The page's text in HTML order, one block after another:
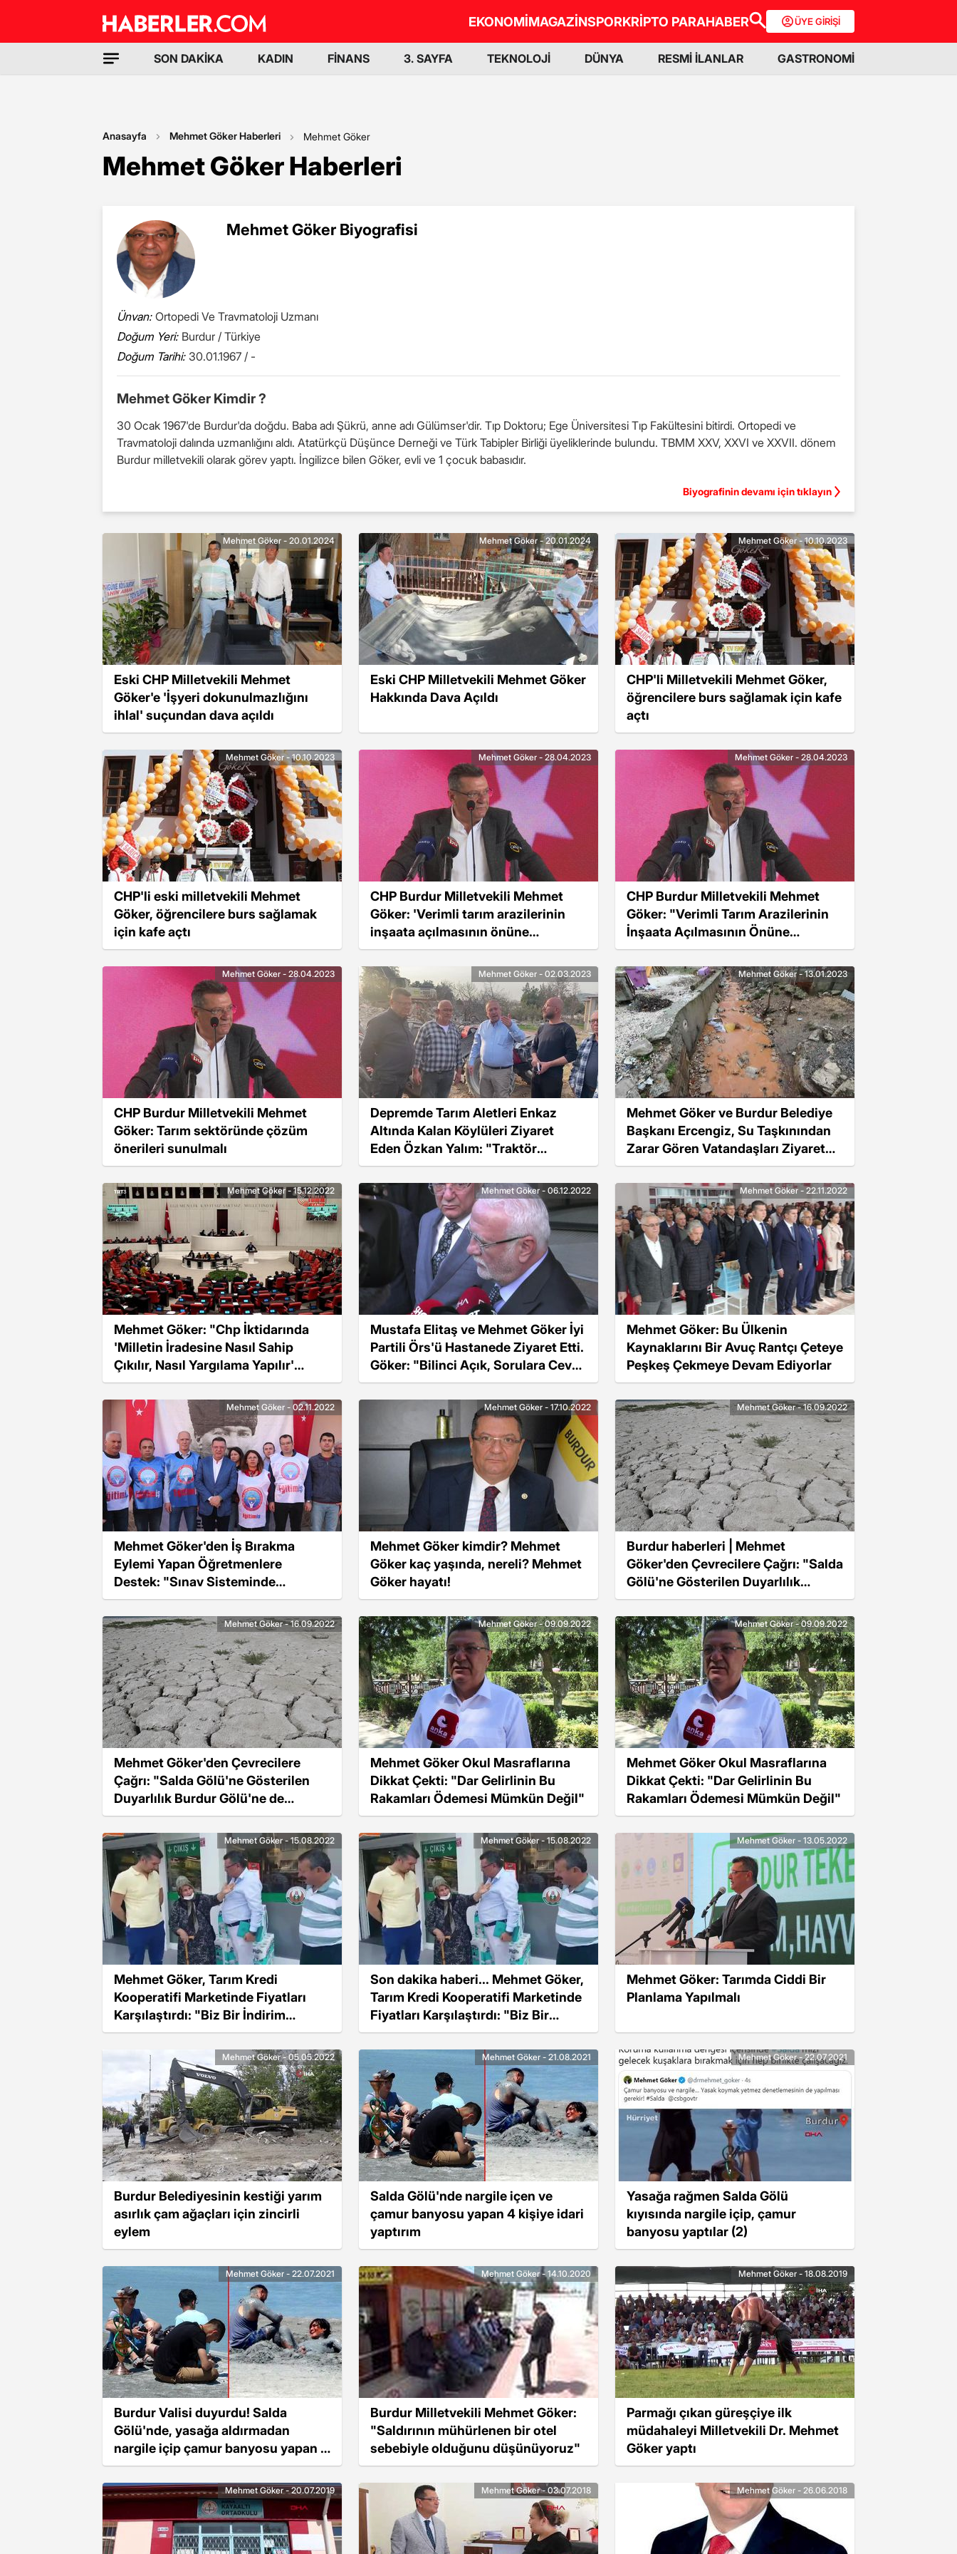
EKONOMİMAGAZİNSPORKRİPTO PARAHABER ÜYE GİRİŞİ
SON DAKİKA KADIN FİNANS 3. SAYFA TEKNOLOJİ DÜNYA RESMİ İLANLAR GASTRONOMİ
Anasayfa Mehmet Göker Haberleri Mehmet Göker
Mehmet Göker Haberleri
Mehmet Göker Biyografisi
Ünvan: Ortopedi Ve Travmatoloji Uzmanı
Doğum Yeri: Burdur / Türkiye
Doğum Tarihi: 30.01.1967 / -
Mehmet Göker Kimdir ?
30 Ocak 1967'de Burdur'da doğdu. Baba adı Şükrü, anne adı Gülümser'dir. Tıp Doktoru; Ege Üniversitesi Tıp Fakültesini bitirdi. Ortopedi ve
Travmatoloji dalında uzmanlığını aldı. Atatürkçü Düşünce Derneği ve Türk Tabipler Birliği üyeliklerinde bulundu. TBMM XXV, XXVI ve XXVII. dönem
Burdur milletvekili olarak görev yaptı. İngilizce bilen Göker, evli ve 1 çocuk babasıdır.
Biyografinin devamı için tıklayın
Eski CHP Milletvekili Mehmet
Göker'e 'İşyeri dokunulmazlığını
ihlal' suçundan dava açıldı
Mehmet Göker - 20.01.2024
Eski CHP Milletvekili Mehmet Göker
Hakkında Dava Açıldı
Mehmet Göker - 20.01.2024
CHP'li Milletvekili Mehmet Göker,
öğrencilere burs sağlamak için kafe
açtı
Mehmet Göker - 10.10.2023
CHP'li eski milletvekili Mehmet
Göker, öğrencilere burs sağlamak
için kafe açtı
Mehmet Göker - 10.10.2023
CHP Burdur Milletvekili Mehmet
Göker: 'Verimli tarım arazilerinin
inşaata açılmasının önüne
geçilmeli'
Mehmet Göker - 28.04.2023
CHP Burdur Milletvekili Mehmet
Göker: "Verimli Tarım Arazilerinin
İnşaata Açılmasının Önüne
Geçilmeli"
Mehmet Göker - 28.04.2023
CHP Burdur Milletvekili Mehmet
Göker: Tarım sektöründe çözüm
önerileri sunulmalı
Mehmet Göker - 28.04.2023
Depremde Tarım Aletleri Enkaz
Altında Kalan Köylüleri Ziyaret
Eden Özkan Yalım: "Traktör
Getirilmezse Tarım İmkansız Halde"
Mehmet Göker - 02.03.2023
Mehmet Göker ve Burdur Belediye
Başkanı Ercengiz, Su Taşkınından
Zarar Gören Vatandaşları Ziyaret
Etti
Mehmet Göker - 13.01.2023
Mehmet Göker: "Chp İktidarında
'Milletin İradesine Nasıl Sahip
Çıkılır, Nasıl Yargılama Yapılır'
Göstereceğiz"
Mehmet Göker - 15.12.2022
Mustafa Elitaş ve Mehmet Göker İyi
Partili Örs'ü Hastanede Ziyaret Etti.
Göker: "Bilinci Açık, Sorulara Cevap
Veriyor"
Mehmet Göker - 06.12.2022
Mehmet Göker: Bu Ülkenin
Kaynaklarını Bir Avuç Rantçı Çeteye
Peşkeş Çekmeye Devam Ediyorlar
Mehmet Göker - 22.11.2022
Mehmet Göker'den İş Bırakma
Eylemi Yapan Öğretmenlere
Destek: "Sınav Sisteminde
Diretmek, Eğitim ve İş Barışını
Bozmaya Yönelik Bir Adım"
Mehmet Göker - 02.11.2022
Mehmet Göker kimdir? Mehmet
Göker kaç yaşında, nereli? Mehmet
Göker hayatı!
Mehmet Göker - 17.10.2022
Burdur haberleri | Mehmet
Göker'den Çevrecilere Çağrı: "Salda
Gölü'ne Gösterilen Duyarlılık
Burdur Gölü'ne de Gösterilmeli"
Mehmet Göker - 16.09.2022
Mehmet Göker'den Çevrecilere
Çağrı: "Salda Gölü'ne Gösterilen
Duyarlılık Burdur Gölü'ne de
Gösterilmeli"
Mehmet Göker - 16.09.2022
Mehmet Göker Okul Masraflarına
Dikkat Çekti: "Dar Gelirlinin Bu
Rakamları Ödemesi Mümkün Değil"
Mehmet Göker - 09.09.2022
Mehmet Göker Okul Masraflarına
Dikkat Çekti: "Dar Gelirlinin Bu
Rakamları Ödemesi Mümkün Değil"
Mehmet Göker - 09.09.2022
Mehmet Göker, Tarım Kredi
Kooperatifi Marketinde Fiyatları
Karşılaştırdı: "Biz Bir İndirim
Göremedik"
Mehmet Göker - 15.08.2022
Son dakika haberi... Mehmet Göker,
Tarım Kredi Kooperatifi Marketinde
Fiyatları Karşılaştırdı: "Biz Bir
İndirim Göremedik"
Mehmet Göker - 15.08.2022
Mehmet Göker: Tarımda Ciddi Bir
Planlama Yapılmalı
Mehmet Göker - 13.05.2022
Burdur Belediyesinin kestiği yarım
asırlık çam ağaçları için zincirli
eylem
Mehmet Göker - 05.05.2022
Salda Gölü'nde nargile içen ve
çamur banyosu yapan 4 kişiye idari
yaptırım
Mehmet Göker - 21.08.2021
Yasağa rağmen Salda Gölü
kıyısında nargile içip, çamur
banyosu yaptılar (2)
Mehmet Göker - 22.07.2021
Burdur Valisi duyurdu! Salda
Gölü'nde, yasağa aldırmadan
nargile içip çamur banyosu yapan 4
kişiye idari yaptırım
Mehmet Göker - 22.07.2021
Burdur Milletvekili Mehmet Göker:
"Saldırının mühürlenen bir otel
sebebiyle olduğunu düşünüyoruz"
Mehmet Göker - 14.10.2020
Parmağı çıkan güreşçiye ilk
müdahaleyi Milletvekili Dr. Mehmet
Göker yaptı
Mehmet Göker - 18.08.2019
Mehmet Göker - 20.07.2019 Mehmet Göker - 03.07.2018 Mehmet Göker - 26.06.2018